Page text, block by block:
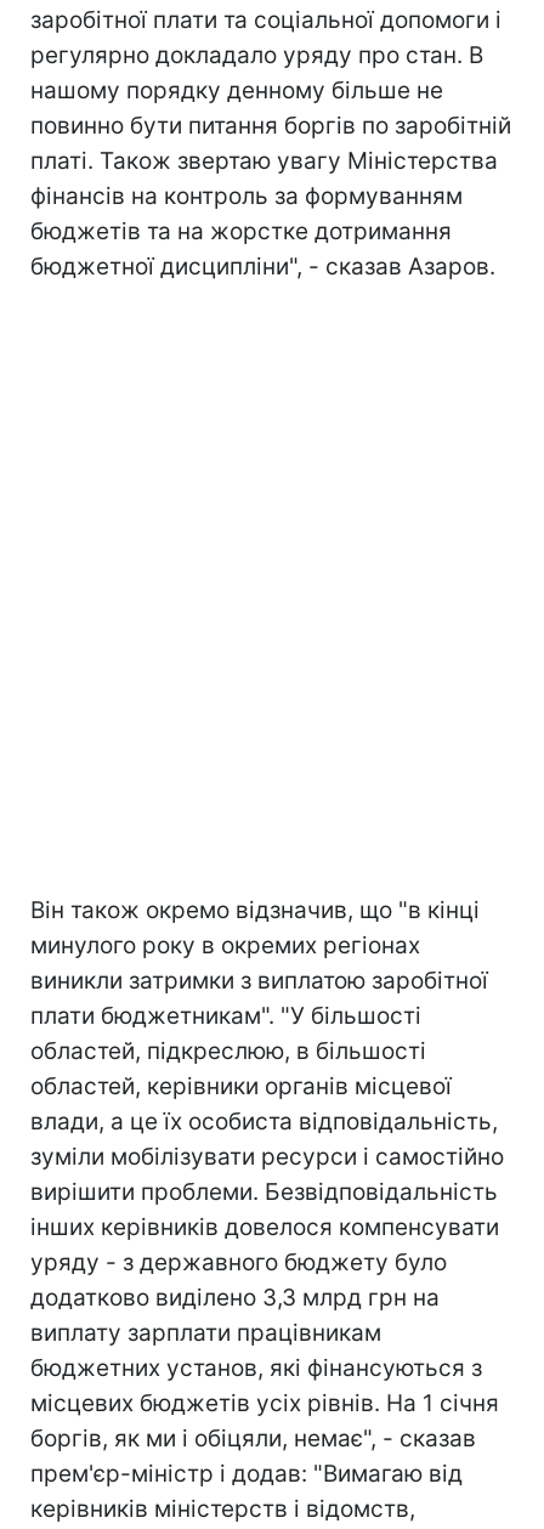
заробітної плати та соціальної допомоги і
регулярно докладало уряду про стан. В
нашому порядку денному більше не
повинно бути питання боргів по заробітній
платі. Також звертаю увагу Міністерства
фінансів на контроль за формуванням
бюджетів та на жорстке дотримання
бюджетної дисципліни", - сказав Азаров.
Він також окремо відзначив, що "в кінці
минулого року в окремих регіонах
виникли затримки з виплатою заробітної
плати бюджетникам". "У більшості
областей, підкреслюю, в більшості
областей, керівники органів місцевої
влади, а це їх особиста відповідальність,
зуміли мобілізувати ресурси і самостійно
вирішити проблеми. Безвідповідальність
інших керівників довелося компенсувати
уряду - з державного бюджету було
додатково виділено 3,3 млрд грн на
виплату зарплати працівникам
бюджетних установ, які фінансуються з
місцевих бюджетів усіх рівнів. На 1 січня
боргів, як ми і обіцяли, немає", - сказав
прем'єр-міністр і додав: "Вимагаю від
керівників міністерств і відомств,